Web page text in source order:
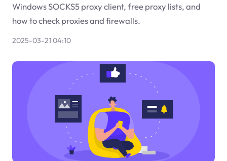
Windows SOCKS5 proxy client, free proxy lists, and
how to check proxies and firewalls.
2025-03-21 04:10